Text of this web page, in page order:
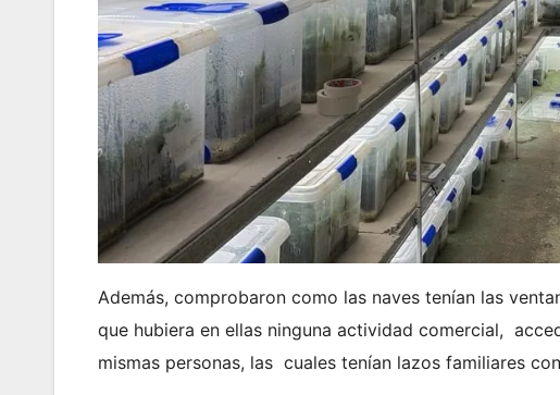
Además, comprobaron como las naves tenían las
que hubiera en ellas ninguna actividad comercial,
mismas personas, las cuales tenían lazos familiares